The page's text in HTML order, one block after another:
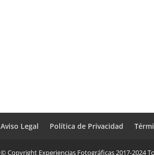
Aviso Legal Política de Privacidad
© Copyright Experiencias Fotográficas 2017-2024